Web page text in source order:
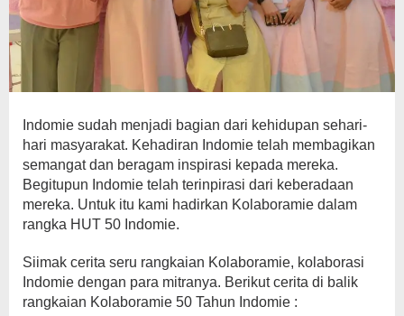
Indomie sudah menjadi bagian dari kehidupan sehari-
hari masyarakat. Kehadiran Indomie telah membagikan
semangat dan beragam inspirasi kepada mereka.
Begitupun Indomie telah terinpirasi dari keberadaan
mereka. Untuk itu kami hadirkan Kolaboramie dalam
rangka HUT 50 Indomie.
Siimak cerita seru rangkaian Kolaboramie, kolaborasi
Indomie dengan para mitranya. Berikut cerita di balik
rangkaian Kolaboramie 50 Tahun Indomie :